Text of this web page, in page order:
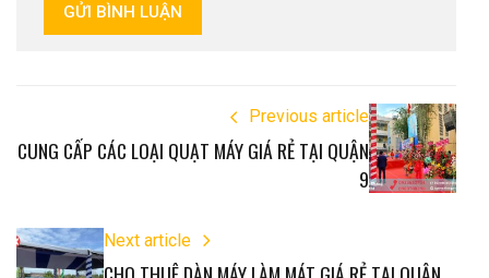
GỬI BÌNH LUẬN
Previous article
CUNG CẤP CÁC LOẠI QUẠT MÁY GIÁ RẺ TẠI QUẬN
9
Next article